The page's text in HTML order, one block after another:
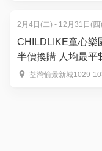
2月4日(二) - 12月31日(四)
CHILDLIKE童心樂
半價換購 人均最平
主題區玩全港獨有
荃灣愉景新城1029-